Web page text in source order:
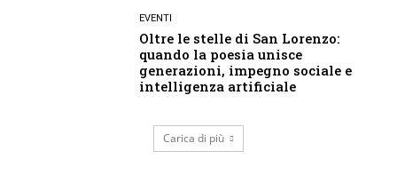
EVENTI
Oltre le stelle di San Lorenzo:
quando la poesia unisce
generazioni, impegno sociale e
intelligenza artificiale
Carica di più